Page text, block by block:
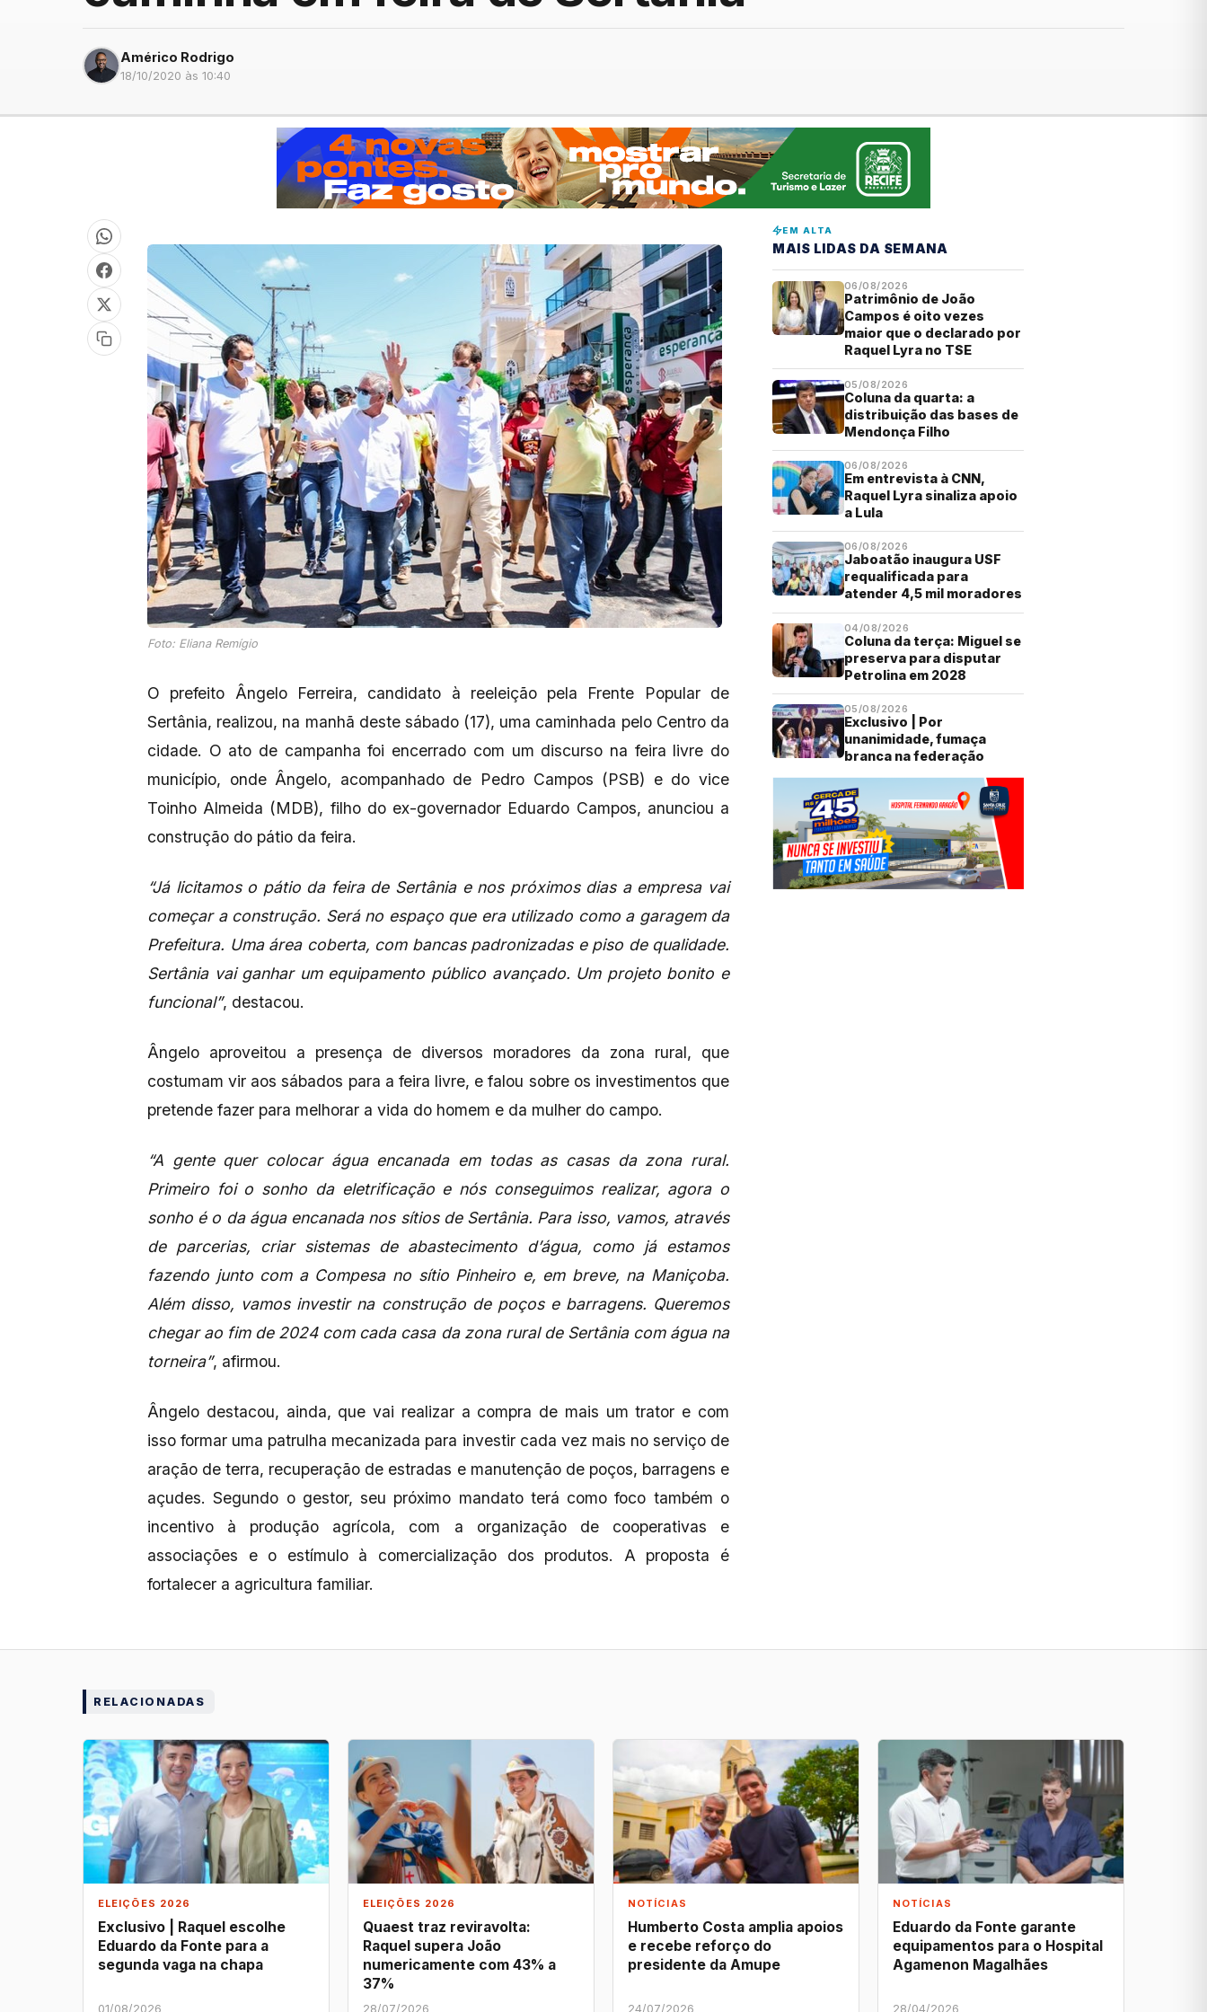
Américo Rodrigo
18/10/2020 às 10:40
Foto: Eliana Remígio
O prefeito Ângelo Ferreira, candidato à reeleição pela Frente Popular de
Sertânia, realizou, na manhã deste sábado (17), uma caminhada pelo Centro da
cidade. O ato de campanha foi encerrado com um discurso na feira livre do
município, onde Ângelo, acompanhado de Pedro Campos (PSB) e do vice
Toinho Almeida (MDB), filho do ex-governador Eduardo Campos, anunciou a
construção do pátio da feira.
“Já licitamos o pátio da feira de Sertânia e nos próximos dias a empresa vai
começar a construção. Será no espaço que era utilizado como a garagem da
Prefeitura. Uma área coberta, com bancas padronizadas e piso de qualidade.
Sertânia vai ganhar um equipamento público avançado. Um projeto bonito e
funcional”, destacou.
Ângelo aproveitou a presença de diversos moradores da zona rural, que
costumam vir aos sábados para a feira livre, e falou sobre os investimentos que
pretende fazer para melhorar a vida do homem e da mulher do campo.
“A gente quer colocar água encanada em todas as casas da zona rural.
Primeiro foi o sonho da eletrificação e nós conseguimos realizar, agora o
sonho é o da água encanada nos sítios de Sertânia. Para isso, vamos, através
de parcerias, criar sistemas de abastecimento d’água, como já estamos
fazendo junto com a Compesa no sítio Pinheiro e, em breve, na Maniçoba.
Além disso, vamos investir na construção de poços e barragens. Queremos
chegar ao fim de 2024 com cada casa da zona rural de Sertânia com água na
torneira”, afirmou.
Ângelo destacou, ainda, que vai realizar a compra de mais um trator e com
isso formar uma patrulha mecanizada para investir cada vez mais no serviço de
aração de terra, recuperação de estradas e manutenção de poços, barragens e
açudes. Segundo o gestor, seu próximo mandato terá como foco também o
incentivo à produção agrícola, com a organização de cooperativas e
associações e o estímulo à comercialização dos produtos. A proposta é
fortalecer a agricultura familiar.
EM ALTA
MAIS LIDAS DA SEMANA
06/08/2026
Patrimônio de João
Campos é oito vezes
maior que o declarado por
Raquel Lyra no TSE
05/08/2026
Coluna da quarta: a
distribuição das bases de
Mendonça Filho
06/08/2026
Em entrevista à CNN,
Raquel Lyra sinaliza apoio
a Lula
06/08/2026
Jaboatão inaugura USF
requalificada para
atender 4,5 mil moradores
04/08/2026
Coluna da terça: Miguel se
preserva para disputar
Petrolina em 2028
05/08/2026
Exclusivo | Por
unanimidade, fumaça
branca na federação
RELACIONADAS
ELEIÇÕES 2026
Exclusivo | Raquel escolhe
Eduardo da Fonte para a
segunda vaga na chapa
01/08/2026
ELEIÇÕES 2026
Quaest traz reviravolta:
Raquel supera João
numericamente com 43% a
37%
28/07/2026
NOTÍCIAS
Humberto Costa amplia apoios
e recebe reforço do
presidente da Amupe
24/07/2026
NOTÍCIAS
Eduardo da Fonte garante
equipamentos para o Hospital
Agamenon Magalhães
28/04/2026